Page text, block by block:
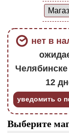
нет в
Челябинске
12
уведомить о
Выберите